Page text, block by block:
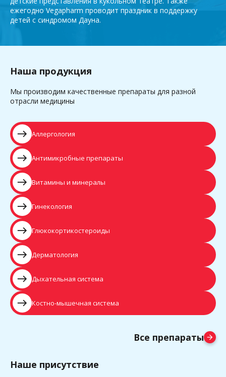
ежегодно Vegapharm проводит праздник в поддержку
детей с синдромом Дауна.
Наша продукция
Мы производим качественные препараты для разной
отрасли медицины
east Аллергология
east Антимикробные препараты
east Витамины и минералы
east Гинекология
east Глюкокортикостероиды
east Дерматология
east Дыхательная система
east Костно-мышечная система
Все препараты arrow_forward
Наше присутствие